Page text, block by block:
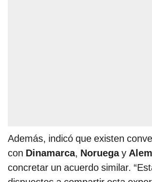
Además, indicó que existen
con Dinamarca, Noruegay
concretar un acuerdo similar.